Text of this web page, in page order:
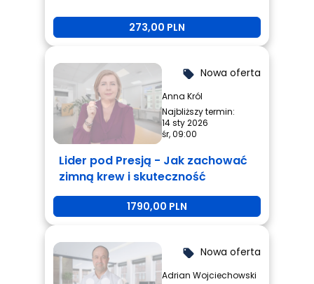
273,00 PLN
local_offer Nowa oferta
Anna Król
Najbliższy termin:
14 sty 2026
śr, 09:00
Lider pod Presją - Jak zachować
zimną krew i skuteczność
1790,00 PLN
local_offer Nowa oferta
Adrian Wojciechowski